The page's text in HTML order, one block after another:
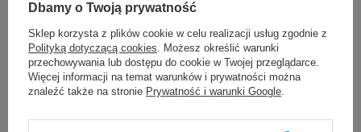
Brother TD-4550DNWB Brother QL-600B
Brother QL-700 Brother QL-800 duocolor
Brother QL-1100c Brother QL-1110NWBc
Dbamy o Twoją prywatność
Sklep korzysta z plików cookie w celu realizacji usług zgodnie z
Polityką dotyczącą cookies . Możesz określić warunki
przechowywania lub dostępu do cookie w Twojej przeglądarce.
Więcej informacji na temat warunków i prywatności można
znaleźć także na stronie Prywatność i warunki Google